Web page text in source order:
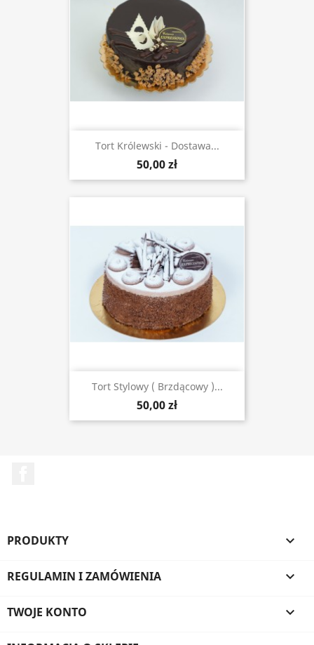
Tort Królewski - Dostawa...
50,00 zł
Tort Stylowy ( Brzdącowy )...
50,00 zł
PRODUKTY 
REGULAMIN I ZAMÓWIENIA 
TWOJE KONTO 
Korzystamy z plików cookie w celu prawidłowej i
efektywnej realizacji usług. Możesz określić warunki